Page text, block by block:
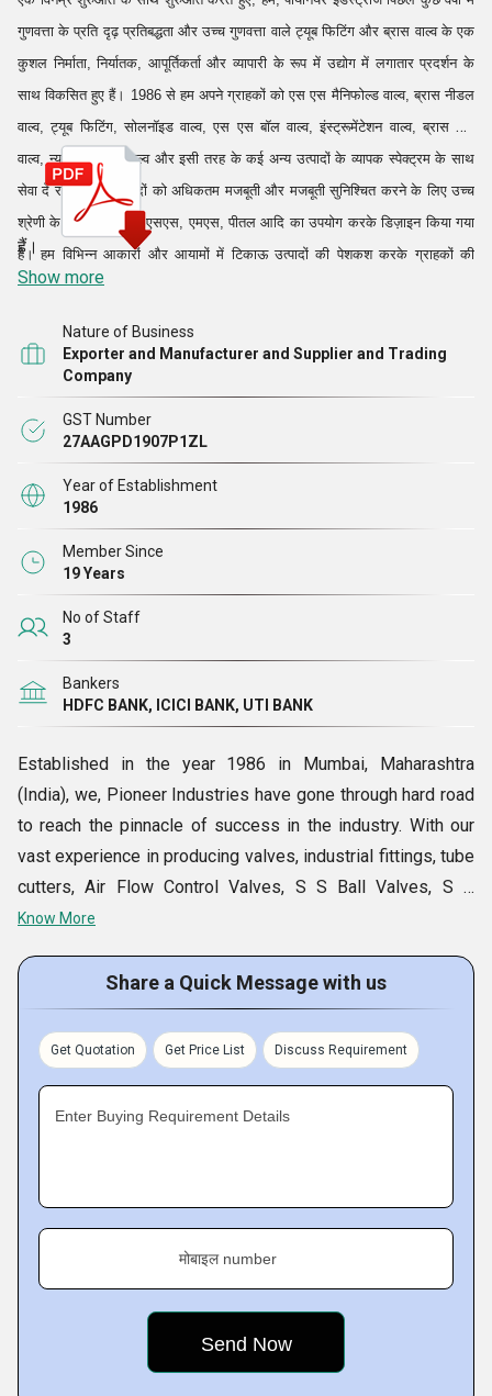
गुणवत्ता के प्रति दृढ़ प्रतिबद्धता और उच्च गुणवत्ता वाले ट्यूब फिटिंग और ब्रास वाल्व के एक
कुशल निर्माता, निर्यातक, आपूर्तिकर्ता और व्यापारी के रूप में उद्योग में लगातार प्रदर्शन के
साथ विकसित हुए हैं। 1986 से हम अपने ग्राहकों को एस एस मैनिफोल्ड वाल्व, ब्रास नीडल
वाल्व, ट्यूब फिटिंग, सोलनॉइड वाल्व, एस एस बॉल वाल्व, इंस्ट्रूमेंटेशन वाल्व, ब्रास फुट
वाल्व, न्यूमेटिक ब्रास वाल्व और इसी तरह के कई अन्य उत्पादों के व्यापक स्पेक्ट्रम के साथ
सेवा दे रहे हैं। इन उत्पादों को अधिकतम मजबूती और मजबूती सुनिश्चित करने के लिए उच्च
श्रेणी के कच्चे माल जैसे एसएस, एमएस, पीतल आदि का उपयोग करके डिज़ाइन किया गया
है। हम विभिन्न आकारों और आयामों में टिकाऊ उत्पादों की पेशकश करके ग्राहकों की
विभिन्न मांगों को पूरा करने वाली पेशेवर रूप से प्रबंधित कंपनियों में से एक
हैं।
Show more
Nature of Business
Exporter and Manufacturer and Supplier and Trading
Company
GST Number
27AAGPD1907P1ZL
Year of Establishment
1986
Member Since
19 Years
No of Staff
3
Bankers
HDFC BANK, ICICI BANK, UTI BANK
Established in the year 1986 in Mumbai, Maharashtra
(India), we, Pioneer Industries have gone through hard road
to reach the pinnacle of success in the industry. With our
vast experience in producing valves, industrial fittings, tube
cutters, Air Flow Control Valves, S S Ball Valves, S S
Needle Valves and others, we have gained impeccable
association is to accomplish most extreme fulfillment of
our respectable supporters in the most ideal way. Inferable
from this reason, we ensure that better quality items are
offered than them at industry-driving costs. Our whole
to take into account their assorted necessities. Besides,
we guarantee that the relegation is timely conveyed at
customers' destination through our far reaching
dissemination system.
Know More
Share a Quick Message with us
Get Quotation Get Price List Discuss Requirement
Enter Buying Requirement Details
मोबाइल number